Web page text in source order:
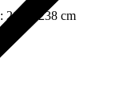
: 210 x 238 cm